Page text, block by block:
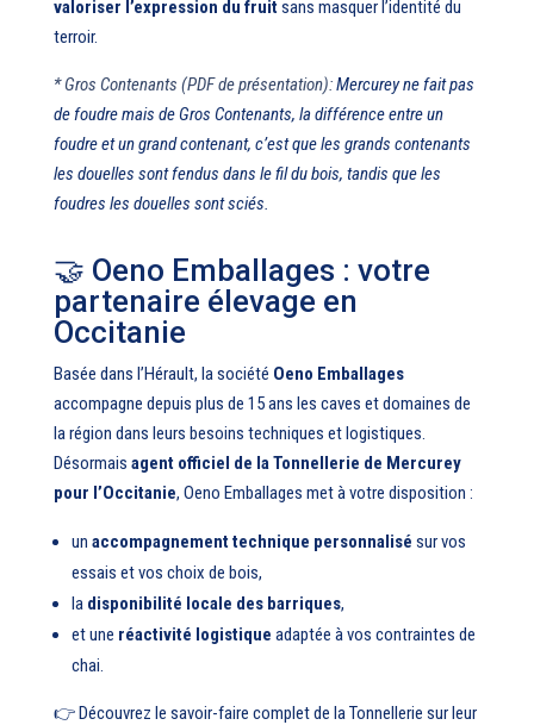
valoriser l’expression du fruitsans masquer l’identité du
terroir.
* Gros Contenants (PDF de présentation):Mercurey ne fait pas
de foudre mais de Gros Contenants, la différence entre un
foudre et un grand contenant, c’est que les grands contenants
les douelles sont fendus dans le fil du bois, tandis que les
foudres les douelles sont sciés.
🤝 Oeno Emballages : votre
partenaire élevage en
Occitanie
Basée dans l’Hérault, la société Oeno Emballages
accompagne depuis plus de 15 ans les caves et domaines de
la région dans leurs besoins techniques et logistiques.
Désormais agent officiel de la Tonnellerie de Mercurey
pour l’Occitanie, Oeno Emballages met à votre disposition :
un accompagnement technique personnalisé sur vos
essais et vos choix de bois,
la disponibilité locale des barriques,
et une réactivité logistique adaptée à vos contraintes de
chai.
👉 Découvrez le savoir-faire complet de la Tonnellerie sur leur